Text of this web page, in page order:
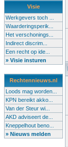
Visie
Werkgevers toch ...
Waarderingsperik...
Het verschonings...
Indirect discrim...
Een recht op ide...
» Visie insturen
Rechtennieuws.nl
Loods mag worden...
KPN bereikt akko...
Van der Steur wi...
AKD adviseert de...
Kneppelhout beno...
» Nieuws melden